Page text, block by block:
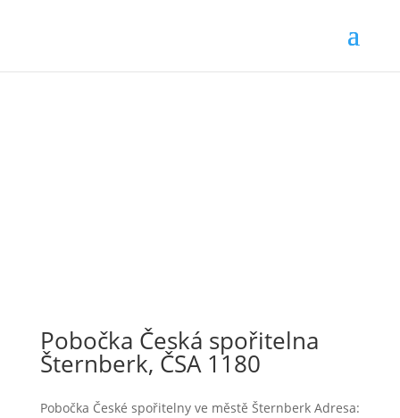
Pobočka Česká spořitelna
Šternberk, ČSA 1180
Pobočka České spořitelny ve městě Šternberk Adresa: